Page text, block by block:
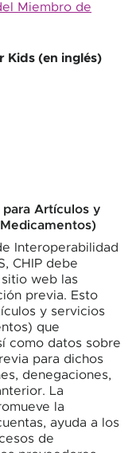
Miembro de
Kids (en inglés)
para Artículos y
Interoperabilidad
CHIP debe
web las
previa. Esto
y servicios
que
como datos sobre
para dichos
denegaciones,
La
la
ayuda a los
de